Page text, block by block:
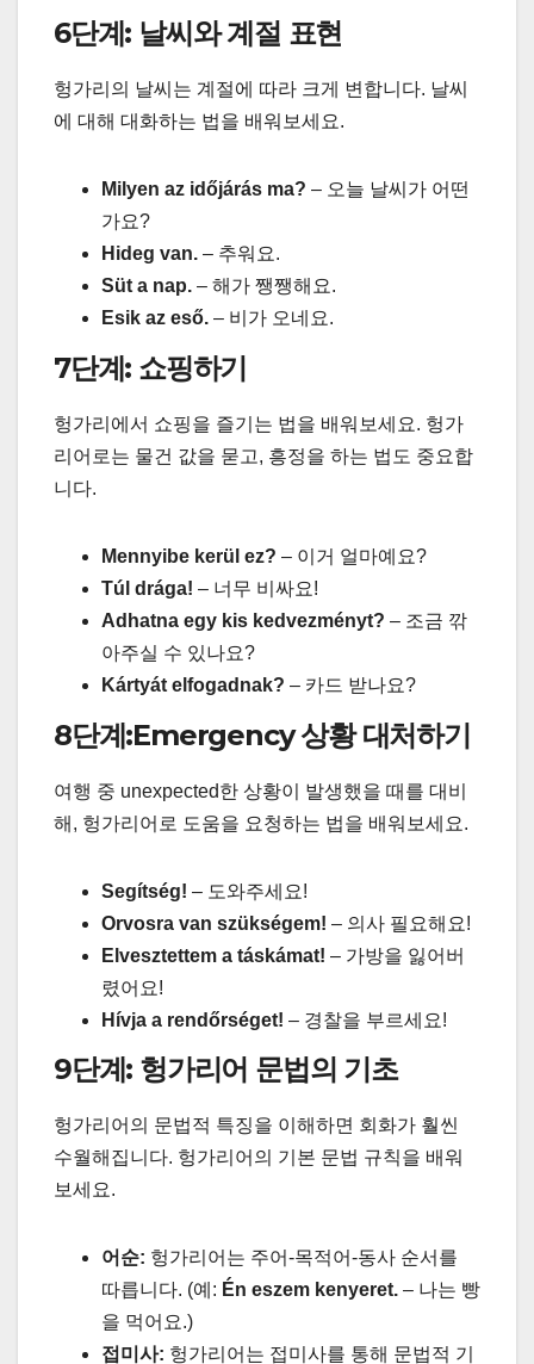
6단계: 날씨와 계절 표현
헝가리의 날씨는 계절에 따라 크게 변합니다. 날씨
에 대해 대화하는 법을 배워보세요.
Milyen az időjárás ma? – 오늘 날씨가 어떤
가요?
Hideg van. – 추워요.
Süt a nap. – 해가 쨍쨍해요.
Esik az eső. – 비가 오네요.
7단계: 쇼핑하기
헝가리에서 쇼핑을 즐기는 법을 배워보세요. 헝가
리어로는 물건 값을 묻고, 흥정을 하는 법도 중요합
니다.
Mennyibe kerül ez? – 이거 얼마예요?
Túl drága! – 너무 비싸요!
Adhatna egy kis kedvezményt? – 조금 깎
아주실 수 있나요?
Kártyát elfogadnak? – 카드 받나요?
8단계:Emergency 상황 대처하기
여행 중 unexpected한 상황이 발생했을 때를 대비
해, 헝가리어로 도움을 요청하는 법을 배워보세요.
Segítség! – 도와주세요!
Orvosra van szükségem! – 의사 필요해요!
Elvesztettem a táskámat! – 가방을 잃어버
렸어요!
Hívja a rendőrséget! – 경찰을 부르세요!
9단계: 헝가리어 문법의 기초
헝가리어의 문법적 특징을 이해하면 회화가 훨씬
수월해집니다. 헝가리어의 기본 문법 규칙을 배워
보세요.
어순: 헝가리어는 주어-목적어-동사 순서를
따릅니다. (예: Én eszem kenyeret. – 나는 빵
을 먹어요.)
접미사: 헝가리어는 접미사를 통해 문법적 기